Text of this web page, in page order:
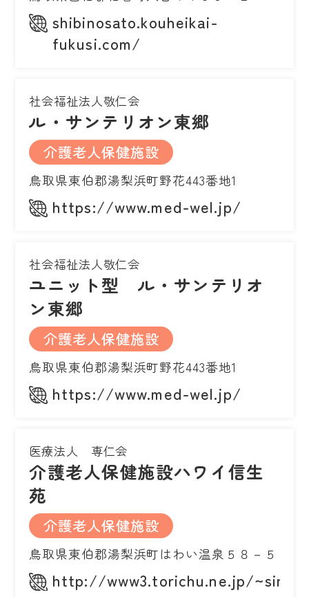
shibinosato.kouheikai-
fukusi.com/
社会福祉法人敬仁会
ル・サンテリオン東郷
介護老人保健施設
鳥取県東伯郡湯梨浜町野花443番地1
https://www.med-wel.jp/
社会福祉法人敬仁会
ユニット型 ル・サンテリオ
ン東郷
介護老人保健施設
鳥取県東伯郡湯梨浜町野花443番地1
https://www.med-wel.jp/
医療法人 専仁会
介護老人保健施設ハワイ信生
苑
介護老人保健施設
鳥取県東伯郡湯梨浜町はわい温泉５８－５
http://www3.torichu.ne.jp/